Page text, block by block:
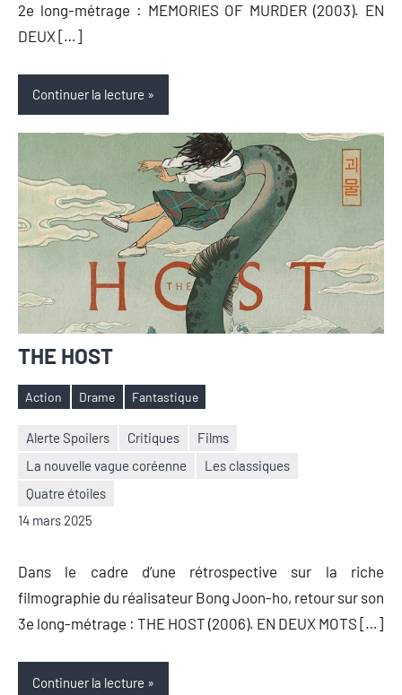
2e long-métrage : MEMORIES OF MURDER (2003). EN
DEUX […]
Continuer la lecture
THE HOST
Étiquettes
Action Drame Fantastique
Alerte Spoilers Critiques
Films
La nouvelle vague coréenne
Les classiques
Quatre étoiles
14 mars 2025
Nicolas
Auger
Aucun
commentaire
Dans le cadre d’une rétrospective sur la riche
filmographie du réalisateur Bong Joon-ho, retour sur son
3e long-métrage : THE HOST (2006). EN DEUX MOTS […]
Continuer la lecture